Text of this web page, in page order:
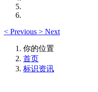
< Previous > Next
你的位置
首页
标识资讯